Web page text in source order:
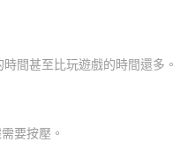
間甚至比玩遊戲的時間還多。
要按壓。